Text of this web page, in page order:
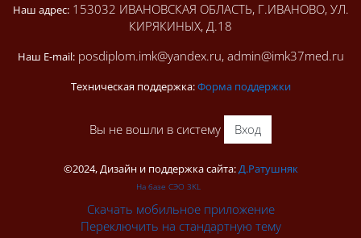
Наш адрес:153032 ИВАНОВСКАЯ ОБЛАСТЬ, Г.ИВАНОВО, УЛ.
КИРЯКИНЫХ, Д.18
Наш E-mail:posdiplom.imk@yandex.ru, admin@imk37med.ru
Техническая поддержка:Форма поддержки
Вы не вошли в систему Вход
©2024, Дизайн и поддержка сайта:Д.Ратушняк
На базе СЭО 3KL
Скачать мобильное приложение
Переключить на стандартную тему